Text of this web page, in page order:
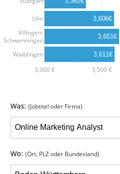
3,000 € 3,500 €
Ulm
Villingen-
Schwenningen
Waiblingen
3,606€
3,651€
3,611€
Was: (Jobtitel oder Firma)
Wo: (Ort, PLZ oder Bundesland)